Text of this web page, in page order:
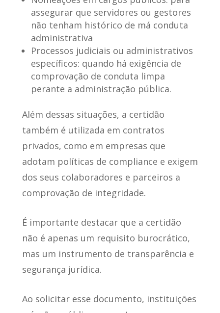
assegurar que servidores ou gestores
não tenham histórico de má conduta
administrativa
Processos judiciais ou administrativos
específicos: quando há exigência de
comprovação de conduta limpa
perante a administração pública.
Além dessas situações, a certidão
também é utilizada em contratos
privados, como em empresas que
adotam políticas de compliance e exigem
dos seus colaboradores e parceiros a
comprovação de integridade.
É importante destacar que a certidão
não é apenas um requisito burocrático,
mas um instrumento de transparência e
segurança jurídica.
Ao solicitar esse documento, instituições